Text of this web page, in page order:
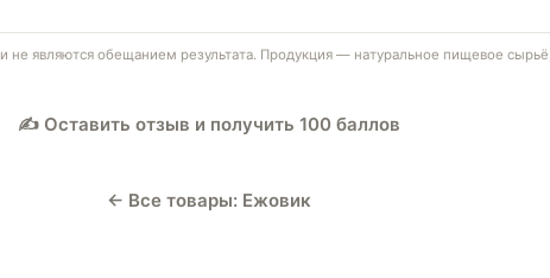
являются обещанием результата. Продукция — натуральное пищевое
✍️ Оставить отзыв и получить 100 баллов
← Все товары: Ежовик